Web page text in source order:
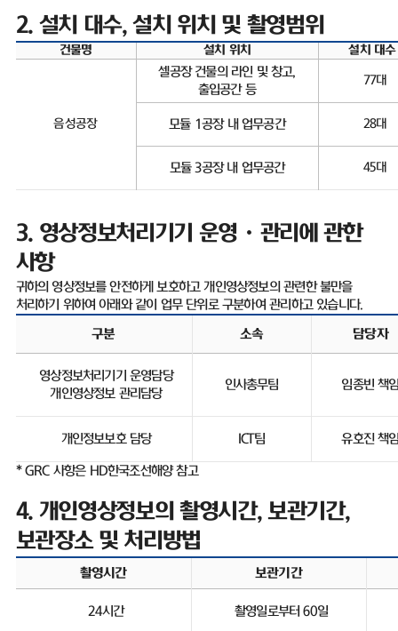
2. 설치 대수,설치 위치 및 촬영범위
건물명 설치 위치 설치 대수
음성공장
셀공장 건물의 라인 및 창고,
출입공간 등
77대
모듈 1공장 내 업무공간 28대
모듈3공장 내 업무공간 45대
3. 영상정보처리기기 운영ㆍ관리에 관한
사항
귀하의 영상정보를 안전하게 보호하고 개인영상정보의 관련한 불만을
처리하기 위하여 아래와 같이 업무 단위로 구분하여 관리하고 있습니다.
구분 소속 담당자
영상정보처리기기 운영담당
개인영상정보 관리담당
인사총무팀 임종빈 책
개인정보보호 담당 ICT팀 유호진 책
* GRC 사항은HD한국조선해양 참고
4. 개인영상정보의 촬영시간, 보관기간,
보관장소 및 처리방법
촬영시간 보관기간
24시간 촬영일로부터60일